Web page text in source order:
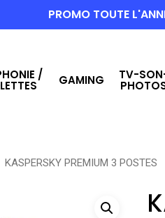
PROMO TOUTE
/ GAMING TV-
KASPERSKY PREMIUM 3 POSTES